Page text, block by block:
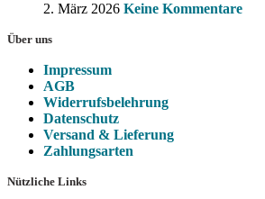
2. März 2026 Keine Kommentare
Über uns
Impressum
AGB
Widerrufsbelehrung
Datenschutz
Versand & Lieferung
Zahlungsarten
Nützliche Links